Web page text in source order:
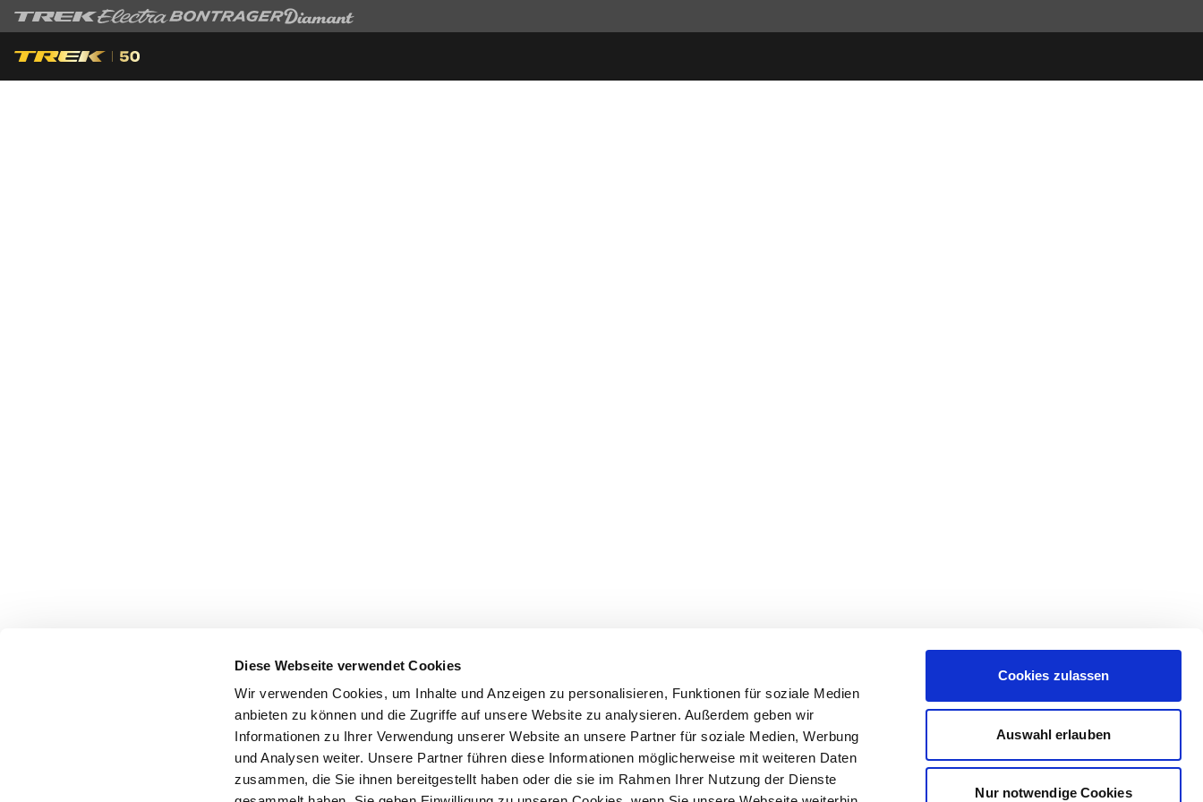
Diese Webseite verwendet Cookies
Wir verwenden Cookies, um Inhalte und Anzeigen zu personalisieren, Funktionen für soziale Medien
anbieten zu können und die Zugriffe auf unsere Website zu analysieren. Außerdem geben wir
Informationen zu Ihrer Verwendung unserer Website an unsere Partner für soziale Medien, Werbung
und Analysen weiter. Unsere Partner führen diese Informationen möglicherweise mit weiteren Daten
zusammen, die Sie ihnen bereitgestellt haben oder die sie im Rahmen Ihrer Nutzung der Dienste
Cookies zulassen
Auswahl erlauben
Nur notwendige Cookies